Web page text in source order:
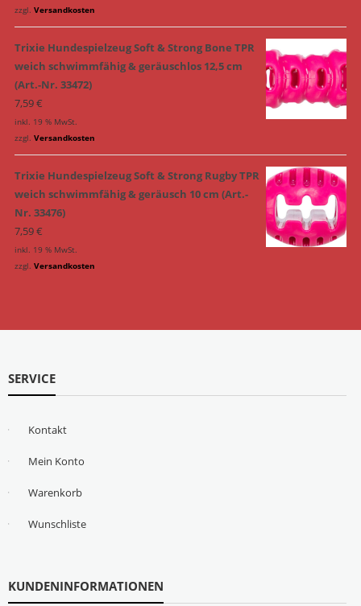
zzgl. Versandkosten
Trixie Hundespielzeug Soft & Strong Bone TPR
weich schwimmfähig & geräuschlos 12,5 cm
(Art.-Nr. 33472)
7,59€
inkl. 19 % MwSt.
zzgl. Versandkosten
Trixie Hundespielzeug Soft & Strong Rugby TPR
weich schwimmfähig & geräusch 10 cm (Art.-
Nr. 33476)
7,59€
inkl. 19 % MwSt.
zzgl. Versandkosten
SERVICE
Kontakt
Mein Konto
Warenkorb
Wunschliste
KUNDENINFORMATIONEN